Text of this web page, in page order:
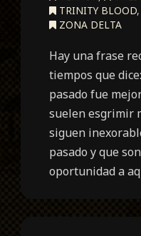
TRINITY BLOOD
ZONA DELTA
Hay una frase
tiempos que
pasado fue
suelen esgrimir
siguen
pasado y que
oportunidad a